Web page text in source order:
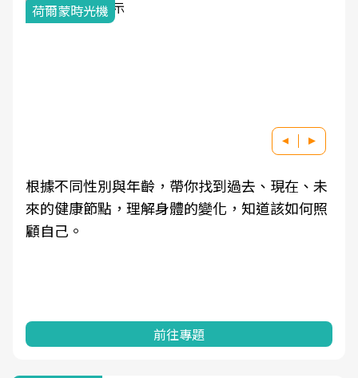
荷爾蒙時光機
根據不同性別與年齡，帶你找到過去、現在、未
來的健康節點，理解身體的變化，知道該如何照
顧自己。
前往專題